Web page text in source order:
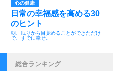
心の健康
日常の幸福感を高める30
のヒント
朝、眠りから目覚めることができただけ
で、すでに幸せ。
総合ランキング